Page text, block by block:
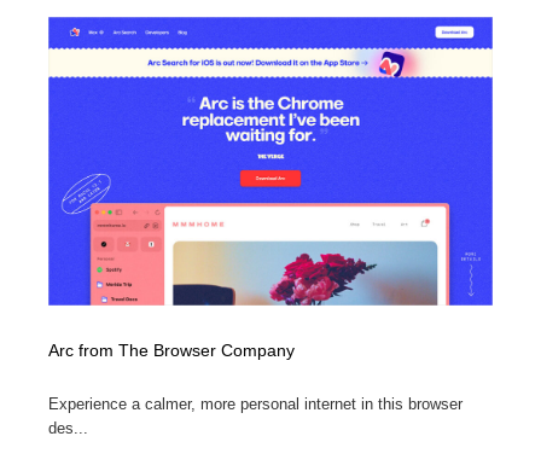
Arc from The Browser Company
Experience a calmer, more personal internet in this browser
des...